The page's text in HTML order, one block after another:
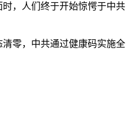
，人们终于开始惊愕于中共
零，中共通过健康码实施全